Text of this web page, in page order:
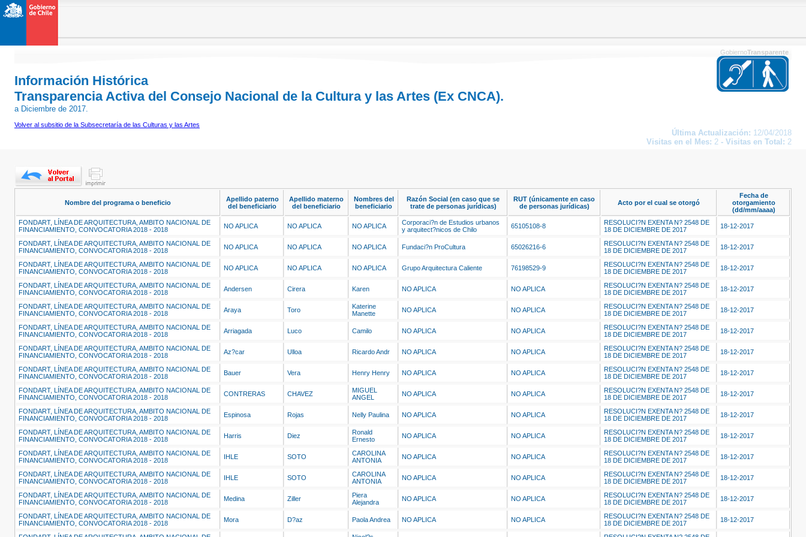
GobiernoTransparente
Información Histórica
Transparencia Activa del Consejo Nacional de la Cultura y las Artes (Ex CNCA).
a Diciembre de 2017.
Volver al subsitio de la Subsecretaría de las Culturas y las Artes
Última Actualización: 12/04/2018
Visitas en el Mes: 2 - Visitas en Total: 2
Nombre del programa o beneficio
Apellido paterno
del beneficiario
Apellido materno
del beneficiario
Nombres del
beneficiario
Razón Social (en caso que se
trate de personas jurídicas)
RUT (únicamente en caso
de personas jurídicas)
Acto por el cual se otorgó
Fecha de
otorgamiento
(dd/mm/aaaa)
FONDART, LÍNEA DE ARQUITECTURA, AMBITO NACIONAL DE
FINANCIAMIENTO, CONVOCATORIA 2018 - 2018
NO APLICA NO APLICA NO APLICA
Corporaci?n de Estudios urbanos
y arquitect?nicos de Chilo
65105108-8
RESOLUCI?N EXENTA N? 2548 DE
18 DE DICIEMBRE DE 2017
18-12-2017
FONDART, LÍNEA DE ARQUITECTURA, AMBITO NACIONAL DE
FINANCIAMIENTO, CONVOCATORIA 2018 - 2018
NO APLICA NO APLICA NO APLICA Fundaci?n ProCultura 65026216-6
RESOLUCI?N EXENTA N? 2548 DE
18 DE DICIEMBRE DE 2017
18-12-2017
FONDART, LÍNEA DE ARQUITECTURA, AMBITO NACIONAL DE
FINANCIAMIENTO, CONVOCATORIA 2018 - 2018
NO APLICA NO APLICA NO APLICA Grupo Arquitectura Caliente 76198529-9
RESOLUCI?N EXENTA N? 2548 DE
18 DE DICIEMBRE DE 2017
18-12-2017
FONDART, LÍNEA DE ARQUITECTURA, AMBITO NACIONAL DE
FINANCIAMIENTO, CONVOCATORIA 2018 - 2018
Andersen Cirera Karen NO APLICA NO APLICA
RESOLUCI?N EXENTA N? 2548 DE
18 DE DICIEMBRE DE 2017
18-12-2017
FONDART, LÍNEA DE ARQUITECTURA, AMBITO NACIONAL DE
FINANCIAMIENTO, CONVOCATORIA 2018 - 2018
Araya Toro
Katerine
Manette
NO APLICA NO APLICA
RESOLUCI?N EXENTA N? 2548 DE
18 DE DICIEMBRE DE 2017
18-12-2017
FONDART, LÍNEA DE ARQUITECTURA, AMBITO NACIONAL DE
FINANCIAMIENTO, CONVOCATORIA 2018 - 2018
Arriagada Luco Camilo NO APLICA NO APLICA
RESOLUCI?N EXENTA N? 2548 DE
18 DE DICIEMBRE DE 2017
18-12-2017
FONDART, LÍNEA DE ARQUITECTURA, AMBITO NACIONAL DE
FINANCIAMIENTO, CONVOCATORIA 2018 - 2018
Az?car Ulloa Ricardo Andr NO APLICA NO APLICA
RESOLUCI?N EXENTA N? 2548 DE
18 DE DICIEMBRE DE 2017
18-12-2017
FONDART, LÍNEA DE ARQUITECTURA, AMBITO NACIONAL DE
FINANCIAMIENTO, CONVOCATORIA 2018 - 2018
Bauer Vera Henry Henry NO APLICA NO APLICA
RESOLUCI?N EXENTA N? 2548 DE
18 DE DICIEMBRE DE 2017
18-12-2017
FONDART, LÍNEA DE ARQUITECTURA, AMBITO NACIONAL DE
FINANCIAMIENTO, CONVOCATORIA 2018 - 2018
CONTRERAS CHAVEZ
MIGUEL
ANGEL
NO APLICA NO APLICA
RESOLUCI?N EXENTA N? 2548 DE
18 DE DICIEMBRE DE 2017
18-12-2017
FONDART, LÍNEA DE ARQUITECTURA, AMBITO NACIONAL DE
FINANCIAMIENTO, CONVOCATORIA 2018 - 2018
Espinosa Rojas Nelly Paulina NO APLICA NO APLICA
RESOLUCI?N EXENTA N? 2548 DE
18 DE DICIEMBRE DE 2017
18-12-2017
FONDART, LÍNEA DE ARQUITECTURA, AMBITO NACIONAL DE
FINANCIAMIENTO, CONVOCATORIA 2018 - 2018
Harris Diez
Ronald
Ernesto
NO APLICA NO APLICA
RESOLUCI?N EXENTA N? 2548 DE
18 DE DICIEMBRE DE 2017
18-12-2017
FONDART, LÍNEA DE ARQUITECTURA, AMBITO NACIONAL DE
FINANCIAMIENTO, CONVOCATORIA 2018 - 2018
IHLE SOTO
CAROLINA
ANTONIA
NO APLICA NO APLICA
RESOLUCI?N EXENTA N? 2548 DE
18 DE DICIEMBRE DE 2017
18-12-2017
FONDART, LÍNEA DE ARQUITECTURA, AMBITO NACIONAL DE
FINANCIAMIENTO, CONVOCATORIA 2018 - 2018
IHLE SOTO
CAROLINA
ANTONIA
NO APLICA NO APLICA
RESOLUCI?N EXENTA N? 2548 DE
18 DE DICIEMBRE DE 2017
18-12-2017
FONDART, LÍNEA DE ARQUITECTURA, AMBITO NACIONAL DE
FINANCIAMIENTO, CONVOCATORIA 2018 - 2018
Medina Ziller
Piera
Alejandra
NO APLICA NO APLICA
RESOLUCI?N EXENTA N? 2548 DE
18 DE DICIEMBRE DE 2017
18-12-2017
FONDART, LÍNEA DE ARQUITECTURA, AMBITO NACIONAL DE
FINANCIAMIENTO, CONVOCATORIA 2018 - 2018
Mora D?az Paola Andrea NO APLICA NO APLICA
RESOLUCI?N EXENTA N? 2548 DE
18 DE DICIEMBRE DE 2017
18-12-2017